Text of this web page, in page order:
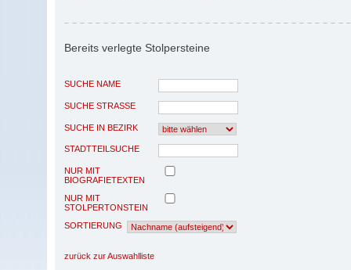
Bereits verlegte Stolpersteine
SUCHE NAME
SUCHE STRASSE
SUCHE IN BEZIRK
STADTTEILSUCHE
NUR MIT
BIOGRAFIETEXTEN
NUR MIT
STOLPERTONSTEIN
SORTIERUNG
zurück zur Auswahlliste